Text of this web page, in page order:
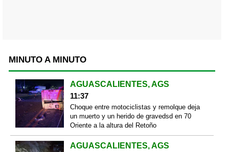
MINUTO A MINUTO
AGUASCALIENTES, AGS
11:37
Choque entre motociclistas y remolque deja
un muerto y un herido de gravedsd en 70
Oriente a la altura del Retoño
AGUASCALIENTES, AGS